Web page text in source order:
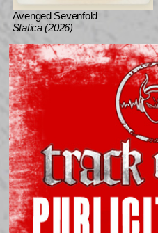
Avenged Sevenfold
Statica (2026)